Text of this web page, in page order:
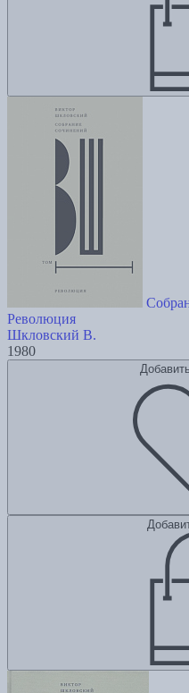
Революция
Шкловский В.
1980